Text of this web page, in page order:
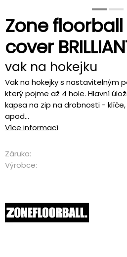
Zone floorball
cover
vak na hokejku
Vak na hokejky s nastavitelným
který pojme až 4 hole. Hlavní
kapsa na zip na drobnosti -
apod...
Více informací
Záruka:
Výrobce: